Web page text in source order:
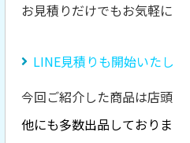
お見積りだけでもお気軽に
LINE見積りも開始いたし
今回ご紹介した商品は店頭
他にも多数出品しておりま